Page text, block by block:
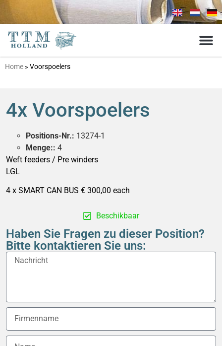
Home » Voorspoelers
4x Voorspoelers
Positions-Nr.: 13274-1
Menge:: 4
Weft feeders / Pre winders
LGL
4 x SMART CAN BUS € 300,00 each
Beschikbaar
Haben Sie Fragen zu dieser Position?
Bitte kontaktieren Sie uns: